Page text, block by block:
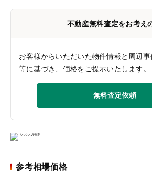
不動産無料査定をお考え
お客様からいただいた物件情報と周辺
等に基づき、価格をご提示いたします。
無料査定依頼
参考相場価格